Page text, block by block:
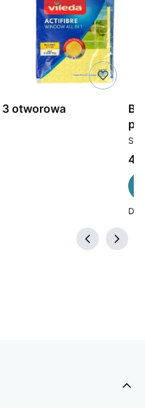
3 otworowa